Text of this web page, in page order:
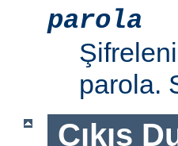
parola
parola.
Çıkış